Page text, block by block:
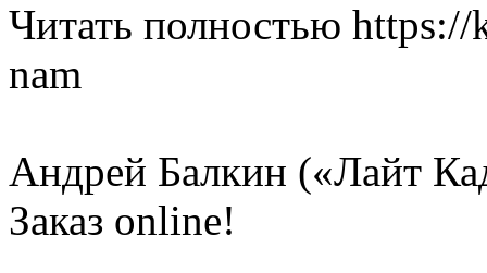
Читать полностью
nam
Андрей Балкин («Лайт
Заказ online!